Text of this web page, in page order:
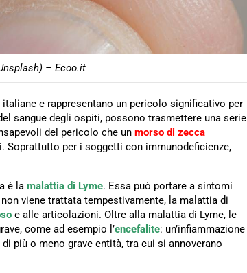
– Ecoo.it
e rappresentano un pericolo significativo per
sangue degli ospiti, possono trasmettere una serie
del pericolo che un morso di zecca
Soprattutto per i soggetti con immunodeficienze,
è la malattia di Lyme. Essa può portare a sintomi
viene trattata tempestivamente, la malattia di
e alle articolazioni. Oltre alla malattia di Lyme, le
come ad esempio l’encefalite: un’infiammazione
più o meno grave entità, tra cui si annoverano